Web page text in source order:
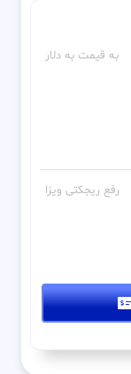
به قیمت به دلار
رفع ریجکتی ویزا